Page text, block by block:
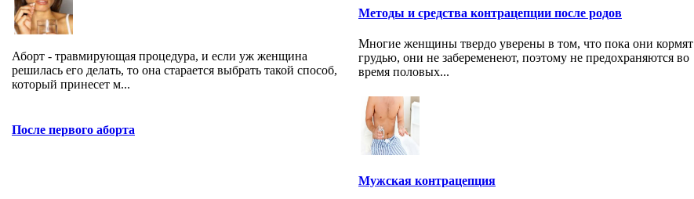
Аборт - травмирующая процедура, и если уж женщина
решилась его делать, то она старается выбрать такой способ,
который принесет м...
После первого аборта
Методы и средства контрацепции после родов
Многие женщины твердо уверены в том, что пока они кормят
грудью, они не забеременеют, поэтому не предохраняются во
время половых...
Мужская контрацепция